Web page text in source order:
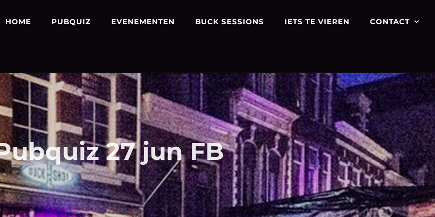
HOME PUBQUIZ EVENEMENTEN BUCK SESSIONS IETS TE VIEREN CONTACT
27 jun FB